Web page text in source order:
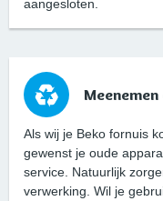
aangesloten.
Als wij je Beko fornuis
gewenst je oude
service. Natuurlijk
verwerking. Wil je